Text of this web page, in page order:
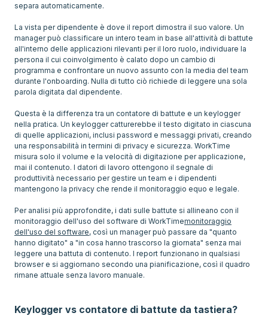
separa automaticamente.
La vista per dipendente è dove il report dimostra il suo valore. Un
manager può classificare un intero team in base all'attività di battute
all'interno delle applicazioni rilevanti per il loro ruolo, individuare la
persona il cui coinvolgimento è calato dopo un cambio di
programma e confrontare un nuovo assunto con la media del team
durante l'onboarding. Nulla di tutto ciò richiede di leggere una sola
parola digitata dal dipendente.
Questa è la differenza tra un contatore di battute e un keylogger
nella pratica. Un keylogger catturerebbe il testo digitato in ciascuna
di quelle applicazioni, inclusi password e messaggi privati, creando
una responsabilità in termini di privacy e sicurezza. WorkTime
misura solo il volume e la velocità di digitazione per applicazione,
mai il contenuto. I datori di lavoro ottengono il segnale di
produttività necessario per gestire un team e i dipendenti
mantengono la privacy che rende il monitoraggio equo e legale.
Per analisi più approfondite, i dati sulle battute si allineano con il
monitoraggio dell'uso del software di WorkTimemonitoraggio
dell'uso del software, così un manager può passare da "quanto
hanno digitato" a "in cosa hanno trascorso la giornata" senza mai
leggere una battuta di contenuto. I report funzionano in qualsiasi
browser e si aggiornano secondo una pianificazione, così il quadro
rimane attuale senza lavoro manuale.
Keylogger vs contatore di battute da tastiera?